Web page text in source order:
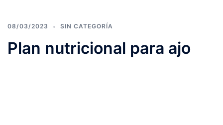
08/03/2023 SIN CATEGORÍA
Plan nutricional para ajo